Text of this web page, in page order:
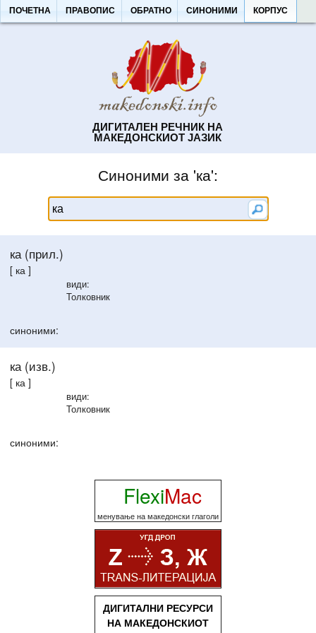
ДИГИТАЛЕН РЕЧНИК НА
МАКЕДОНСКИОТ ЈАЗИК
ПОЧЕТНА ПРАВОПИС ОБРАТНО СИНОНИМИ КОРПУС
Синоними за 'ка':
ка (прил.)
[ ка ]
види:
Толковник
синоними:
ка (изв.)
[ ка ]
види:
Толковник
синоними:
FlexiMac
менување на македонски глаголи
ДИГИТАЛНИ РЕСУРСИ
НА МАКЕДОНСКИОТ